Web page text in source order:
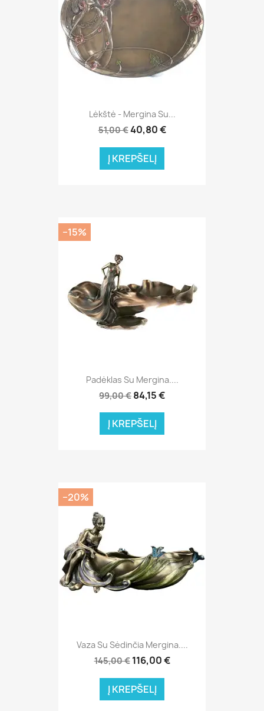
Lėkštė - Mergina Su...
51,00 €40,80 €
Į KREPŠELĮ
Padėklas Su Mergina....
99,00 € 84,15 €
Į KREPŠELĮ
−15%
Vaza Su Sėdinčia Mergina....
145,00 € 116,00 €
Į KREPŠELĮ
−20%